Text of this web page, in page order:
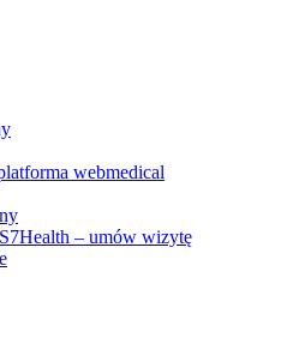
webmedical
– umów wizytę